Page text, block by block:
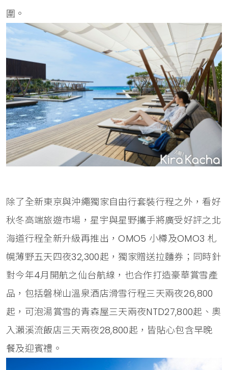
圍。
除了全新東京與沖繩獨家自由行套裝行程之外，看好
秋冬高端旅遊市場，星宇與星野攜手將廣受好評之北
海道行程全新升級再推出，OMO5 小樽及OMO3 札
幌薄野五天四夜32,300起，獨家贈送拉麵券；同時針
對今年4月開航之仙台航線，也合作打造豪華賞雪產
品，包括磐梯山溫泉酒店滑雪行程三天兩夜26,800
起，可泡湯賞雪的青森屋三天兩夜NTD27,800起、奧
入瀨溪流飯店三天兩夜28,800起，皆貼心包含早晚
餐及迎賓禮。